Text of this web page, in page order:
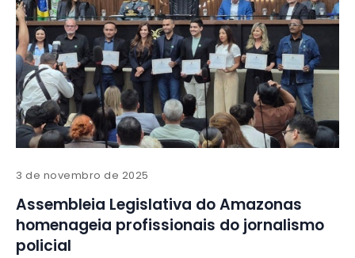
3 de novembro de 2025
Assembleia Legislativa do Amazonas
homenageia profissionais do jornalismo
policial